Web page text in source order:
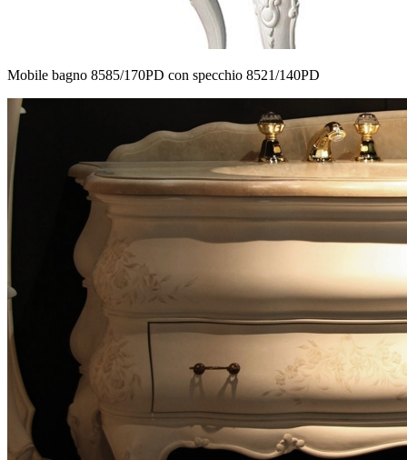
Mobile bagno 8585/170PD con specchio 8521/140PD